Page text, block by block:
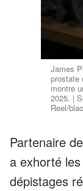
James
prostate
montre
2025. |
Reel/
Partenaire
a exhorté
dépistages